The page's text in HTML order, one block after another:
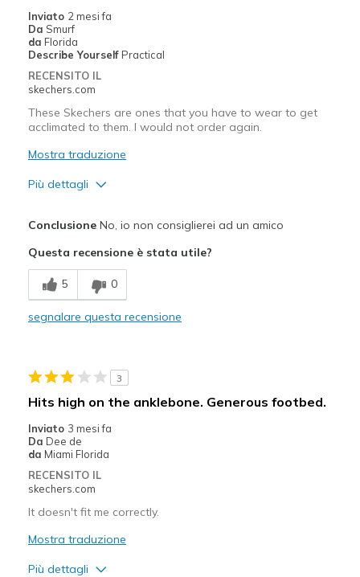
Inviato 2 mesi fa
Da Smurf
da Florida
Describe Yourself Practical
RECENSITO IL
skechers.com
These Skechers are ones that you have to wear to get
acclimated to them. I would not order again.
Mostra traduzione
Più dettagli
Migliori Utilizzi:
Casual Wear
View On Shoes
I'm Into Shoes
ConclusioneNo, io non consiglierei ad un amico
Questa recensione è stata utile?
5 0
segnalare questa recensione
3
Hits high on the anklebone. Generous footbed.
Inviato 3 mesi fa
Da Dee de
da Miami Florida
RECENSITO IL
skechers.com
It doesn't fit me correctly.
Mostra traduzione
Più dettagli